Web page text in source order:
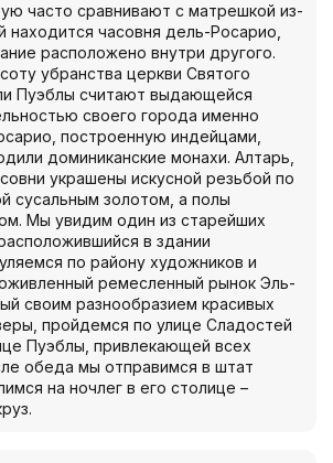
часто сравнивают с матрешкой из-
находится часовня дель-Росарио,
расположено внутри другого.
убранства церкви Святого
Пуэблы считают выдающейся
своего города именно
построенную индейцами,
доминиканские монахи. Алтарь,
украшены искусной резьбой по
сусальным золотом, а полы
Мы увидим один из старейших
в здании
по району художников и
ремесленный рынок Эль-
своим разнообразием красивых
пройдемся по улице Сладостей
Пуэблы, привлекающей всех
обеда мы отправимся в штат
на ночлег в его столице –